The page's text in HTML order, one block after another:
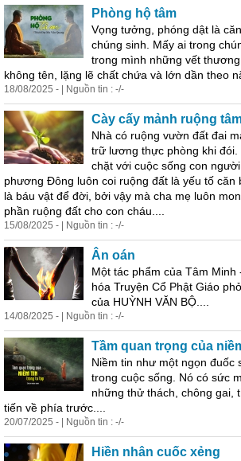
Phòng hộ tâm
Vọng tưởng, phóng dật là
chúng sinh. Mấy ai trong
trong mình những vết
không tên, lặng lẽ chất chứa và lớn dần theo
18/08/2025 - | Nguồn tin : -/-
Cày cấy mảnh ruộng
Nhà có ruộng vườn đất đai
trữ lương thực phòng khi đói.
chặt với cuộc sống con
phương Đông luôn coi ruộng đất là yếu tố căn
là báu vật để đời, bởi vậy mà cha mẹ luôn
phần ruộng đất cho con cháu....
15/08/2025 - | Nguồn tin : -/-
Ân oán
Một tác phẩm của Tâm Minh
hóa Truyện Cổ Phật Giáo
của HUỲNH VĂN BỘ....
14/08/2025 - | Nguồn tin : -/-
Tầm quan trọng của
Niềm tin như một ngọn đuốc
trong cuộc sống. Nó có sức
những thử thách, chông gai,
tiến về phía trước....
20/07/2025 - | Nguồn tin : -/-
Hiền nhân cuốc xẻng